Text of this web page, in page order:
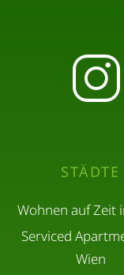
STÄDTE
Wohnen auf Zeit
Serviced
Wien